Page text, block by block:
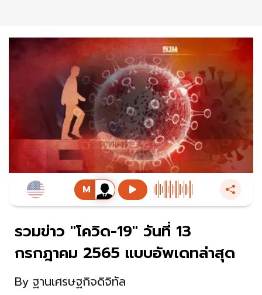
รวมข่าว "โควิด-19" วันที่ 13
กรกฎาคม 2565 แบบอัพเดทล่าสุด
By ฐานเศรษฐกิจดิจิทัล